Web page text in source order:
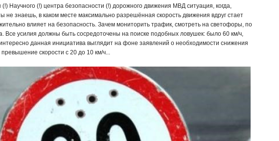
Научного (!) центра безопасности (!) дорожного движения МВД ситуация, когда,
не знаешь, в каком месте максимально разрешённая скорость движения вдруг стает
влияет на безопасность. Зачем мониторить трафик, смотреть на светофоры, по
Все усилия должны быть сосредоточены на поиске подобных ловушек: было 60 км/ч,
данная инициатива выглядит на фоне заявлений о необходимости снижения
превышение скорости с 20 до 10 км/ч...